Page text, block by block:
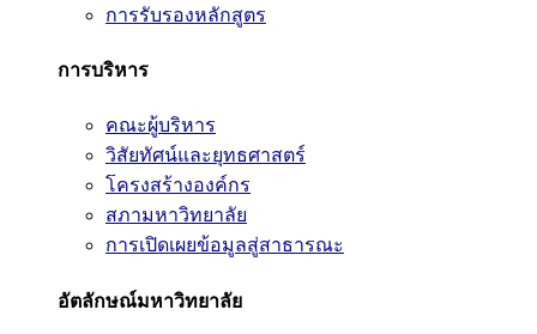
การรับรองหลักสูตร
การบริหาร
คณะผู้บริหาร
วิสัยทัศน์และยุทธศาสตร์
โครงสร้างองค์กร
สภามหาวิทยาลัย
การเปิดเผยข้อมูลสู่สาธารณะ
อัตลักษณ์มหาวิทยาลัย